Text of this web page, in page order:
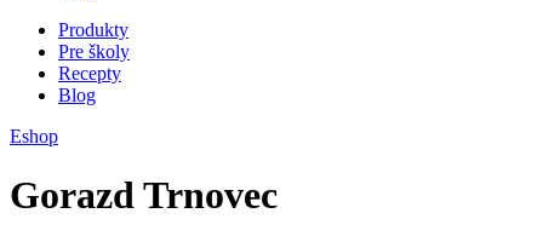
Produkty
Pre školy
Recepty
Blog
Eshop
Gorazd Trnovec